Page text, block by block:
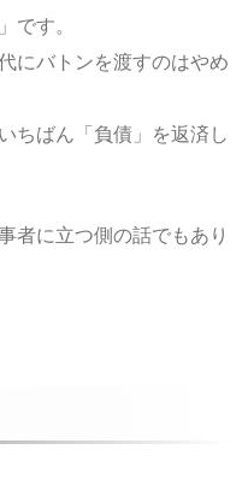
です。
にバトンを渡すのはやめ
ちばん「負債」を返済し
者に立つ側の話でもあり